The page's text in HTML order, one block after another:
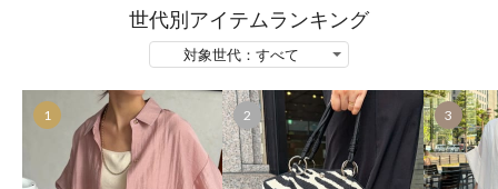
世代別アイテムランキング
1 2 3